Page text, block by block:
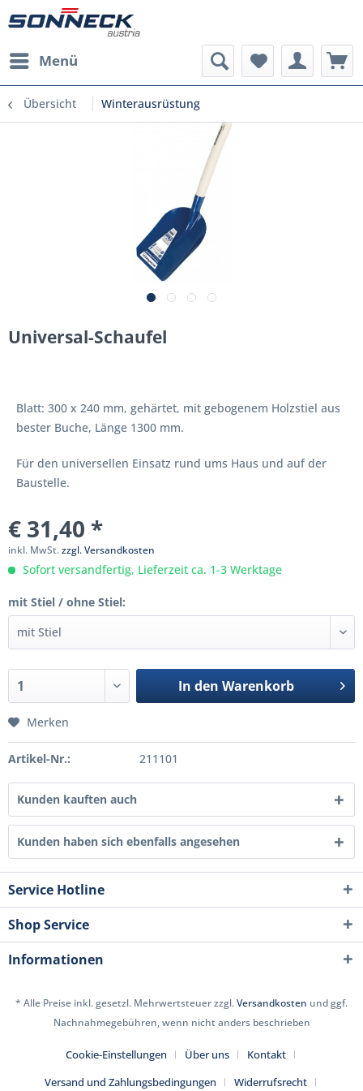
Menü
Übersicht Winterausrüstung
Universal-Schaufel
Blatt: 300 x 240 mm, gehärtet, mit gebogenem Holzstiel aus
bester Buche, Länge 1300 mm.
Für den universellen Einsatz rund ums Haus und auf der
Baustelle.
€ 31,40 *
inkl. MwSt.zzgl. Versandkosten
Sofort versandfertig, Lieferzeit ca. 1-3 Werktage
mit Stiel / ohne Stiel:
In den Warenkorb
Merken
Artikel-Nr.: 211101
Kunden kauften auch
Kunden haben sich ebenfalls angesehen
Service Hotline
Shop Service
Informationen
* Alle Preise inkl. gesetzl. Mehrwertsteuer zzgl.Versandkosten und ggf.
Nachnahmegebühren, wenn nicht anders beschrieben
Cookie-Einstellungen Über uns
Kontakt
Versand und Zahlungsbedingungen
Widerrufsrecht